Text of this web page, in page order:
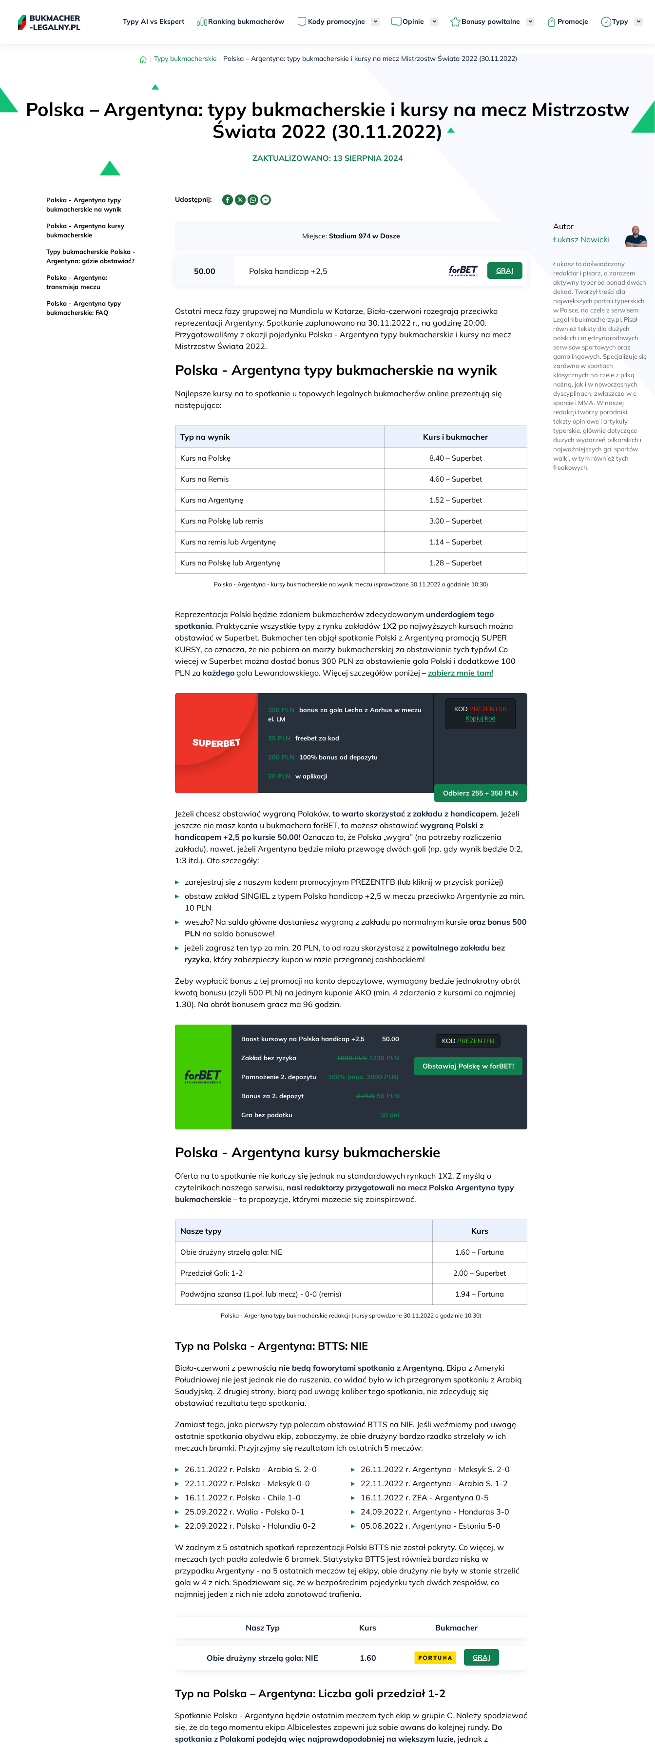
Typy AI vs Ekspert Ranking bukmacherów Kody promocyjne Opinie Bonusy powitalne Promocje Typy
Typy bukmacherskie Polska – Argentyna: typy bukmacherskie i kursy na mecz Mistrzostw Świata 2022 (30.11.2022)
Polska – Argentyna: typy bukmacherskie i kursy na mecz Mistrzostw
Świata 2022 (30.11.2022)
ZAKTUALIZOWANO: 13 SIERPNIA 2024
Udostępnij:
Miejsce: Stadium 974 w Dosze
50.00 Polska handicap +2,5 GRAJ
Polska - Argentyna typy
bukmacherskie na wynik
Polska - Argentyna kursy
bukmacherskie
Typy bukmacherskie Polska -
Argentyna: gdzie obstawiać?
Polska - Argentyna:
transmisja meczu
Polska - Argentyna typy
bukmacherskie: FAQ
Ostatni mecz fazy grupowej na Mundialu w Katarze, Biało-czerwoni rozegrają przeciwko
reprezentacji Argentyny. Spotkanie zaplanowano na 30.11.2022 r., na godzinę 20:00.
Przygotowaliśmy z okazji pojedynku Polska - Argentyna typy bukmacherskie i kursy na mecz
Mistrzostw Świata 2022.
Polska - Argentyna typy bukmacherskie na wynik
Najlepsze kursy na to spotkanie u topowych legalnych bukmacherów online prezentują się
następująco:
Typ na wynik Kurs i bukmacher
Kurs na Polskę 8.40 – Superbet
Kurs na Remis 4.60 – Superbet
Kurs na Argentynę 1.52 – Superbet
Kurs na Polskę lub remis 3.00 – Superbet
Kurs na remis lub Argentynę 1.14 – Superbet
Kurs na Polskę lub Argentynę 1.28 – Superbet
Polska - Argentyna - kursy bukmacherskie na wynik meczu (sprawdzone 30.11.2022 o godzinie 10:30)
Reprezentacja Polski będzie zdaniem bukmacherów zdecydowanym underdogiem tego
spotkania. Praktycznie wszystkie typy z rynku zakładów 1X2 po najwyższych kursach można
obstawiać w Superbet. Bukmacher ten objął spotkanie Polski z Argentyną promocją SUPER
KURSY, co oznacza, że nie pobiera on marży bukmacherskiej za obstawianie tych typów! Co
więcej w Superbet można dostać bonus 300 PLN za obstawienie gola Polski i dodatkowe 100
PLN za każdegogola Lewandowskiego. Więcej szczegółów poniżej – zabierz mnie tam!
350 PLN
bonus za gola Lecha z Aarhus w meczu
el. LM
35 PLN freebet za kod
200 PLN 100% bonus od depozytu
20 PLN w aplikacji
KOD PREZENTSB
Kopiuj kod
Odbierz 255 + 350 PLN
Jeżeli chcesz obstawiać wygraną Polaków, to warto skorzystać z zakładu z handicapem. Jeżeli
jeszcze nie masz konta u bukmachera forBET, to możesz obstawiać wygraną Polski z
handicapem +2,5 po kursie 50.00!Oznacza to, że Polska „wygra” (na potrzeby rozliczenia
zakładu), nawet, jeżeli Argentyna będzie miała przewagę dwóch goli (np. gdy wynik będzie 0:2,
1:3 itd.). Oto szczegóły:
zarejestruj się z naszym kodem promocyjnym PREZENTFB (lub kliknij w przycisk poniżej)
obstaw zakład SINGIEL z typem Polska handicap +2,5 w meczu przeciwko Argentynie za min.
10 PLN
weszło? Na saldo główne dostaniesz wygraną z zakładu po normalnym kursie oraz bonus 500
PLN na saldo bonusowe!
jeżeli zagrasz ten typ za min. 20 PLN, to od razu skorzystasz z powitalnego zakładu bez
ryzyka, który zabezpieczy kupon w razie przegranej cashbackiem!
Żeby wypłacić bonus z tej promocji na konto depozytowe, wymagany będzie jednokrotny obrót
kwotą bonusu (czyli 500 PLN) na jednym kuponie AKO (min. 4 zdarzenia z kursami co najmniej
1.30). Na obrót bonusem gracz ma 96 godzin.
Boost kursowy na Polska handicap +2,5 50.00
Zakład bez ryzyka 1000 PLN1230 PLN
Pomnożenie 2. depozytu 100% (max. 2000 PLN)
Bonus za 2. depozyt 0 PLN50 PLN
Gra bez podatku 30 dni
KOD PREZENTFB
Obstawiaj Polskę w forBET!
Polska - Argentyna kursy bukmacherskie
Oferta na to spotkanie nie kończy się jednak na standardowych rynkach 1X2. Z myślą o
czytelnikach naszego serwisu, nasi redaktorzy przygotowali na mecz Polska Argentyna typy
bukmacherskie– to propozycje, którymi możecie się zainspirować.
Nasze typy Kurs
Obie drużyny strzelą gola: NIE 1.60 – Fortuna
Przedział Goli: 1-2 2.00 – Superbet
Podwójna szansa (1.poł. lub mecz) - 0-0 (remis) 1.94 – Fortuna
Polska - Argentyna typy bukmacherskie redakcji (kursy sprawdzone 30.11.2022 o godzinie 10:30)
Typ na Polska - Argentyna: BTTS: NIE
Biało-czerwoni z pewnością nie będą faworytami spotkania z Argentyną. Ekipa z Ameryki
Południowej nie jest jednak nie do ruszenia, co widać było w ich przegranym spotkaniu z Arabią
Saudyjską. Z drugiej strony, biorą pod uwagę kaliber tego spotkania, nie zdecyduję się
obstawiać rezultatu tego spotkania.
Zamiast tego, jako pierwszy typ polecam obstawiać BTTS na NIE. Jeśli weźmiemy pod uwagę
ostatnie spotkania obydwu ekip, zobaczymy, że obie drużyny bardzo rzadko strzelały w ich
meczach bramki. Przyjrzyjmy się rezultatom ich ostatnich 5 meczów:
26.11.2022 r. Polska - Arabia S. 2-0
22.11.2022 r. Polska - Meksyk 0-0
16.11.2022 r. Polska - Chile 1-0
25.09.2022 r. Walia - Polska 0-1
22.09.2022 r. Polska - Holandia 0-2
26.11.2022 r. Argentyna - Meksyk S. 2-0
22.11.2022 r. Argentyna - Arabia S. 1-2
16.11.2022 r. ZEA - Argentyna 0-5
24.09.2022 r. Argentyna - Honduras 3-0
05.06.2022 r. Argentyna - Estonia 5-0
W żadnym z 5 ostatnich spotkań reprezentacji Polski BTTS nie został pokryty. Co więcej, w
meczach tych padło zaledwie 6 bramek. Statystyka BTTS jest również bardzo niska w
przypadku Argentyny - na 5 ostatnich meczów tej ekipy, obie drużyny nie były w stanie strzelić
gola w 4 z nich. Spodziewam się, że w bezpośrednim pojedynku tych dwóch zespołów, co
najmniej jeden z nich nie zdoła zanotować trafienia.
Nasz Typ Kurs Bukmacher
Obie drużyny strzelą gola: NIE 1.60 GRAJ
Typ na Polska – Argentyna: Liczba goli przedział 1-2
Spotkanie Polska - Argentyna będzie ostatnim meczem tych ekip w grupie C. Należy spodziewać
się, że do tego momentu ekipa Albicelestes zapewni już sobie awans do kolejnej rundy. Do
spotkania z Polakami podejdą więc najprawdopodobniej na większym luzie, jednak z
Autor
Łukasz Nowicki
Łukasz to doświadczony
redaktor i pisarz, a zarazem
aktywny typer od ponad dwóch
dekad. Tworzył treści dla
największych portali typerskich
w Polsce, na czele z serwisem
Legalnibukmacherzy.pl. Pisał
również teksty dla dużych
polskich i międzynarodowych
serwisów sportowych oraz
gamblingowych. Specjalizuje się
zarówno w sportach
klasycznych na czele z piłką
nożną, jak i w nowoczesnych
dyscyplinach, zwłaszcza w e-
sporcie i MMA. W naszej
redakcji tworzy poradniki,
teksty opiniowe i artykuły
typerskie, głównie dotyczące
dużych wydarzeń piłkarskich i
najważniejszych gal sportów
walki, w tym również tych
freakowych.